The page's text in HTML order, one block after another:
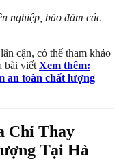
nghiệp, bảo đảm các
cận, có thể tham khảo
bài viết Xem thêm:
an toàn chất lượng
Chỉ Thay
Tại Hà